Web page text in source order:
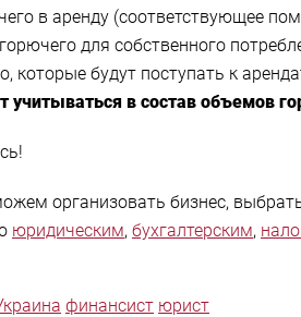
в аренду (соответствующее
для собственного
которые будут поступать к
учитываться в состав объемов
организовать бизнес,
юридическим, бухгалтерским,
финансист юрист